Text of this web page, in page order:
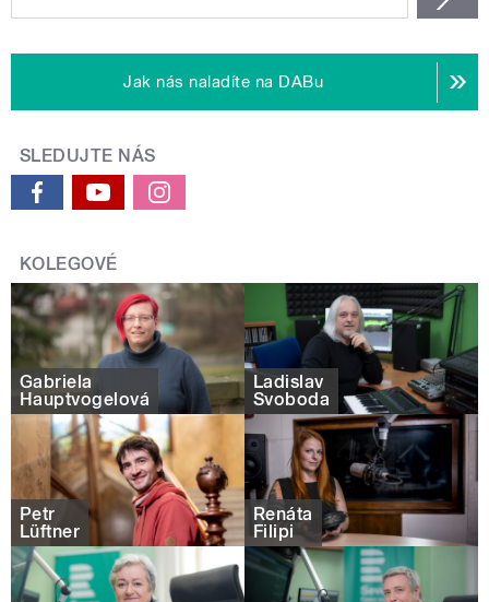
Jak nás naladíte na DABu
SLEDUJTE NÁS
KOLEGOVÉ
Gabriela
Hauptvogelová
Ladislav
Svoboda
Petr
Lüftner
Renáta
Filipi